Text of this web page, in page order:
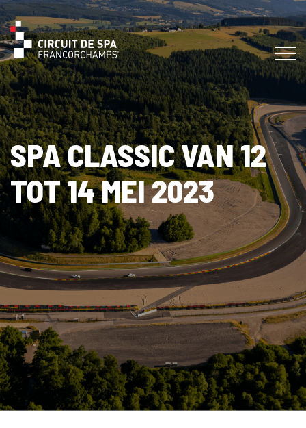
SPA CLASSIC VAN 12
TOT 14 MEI 2023